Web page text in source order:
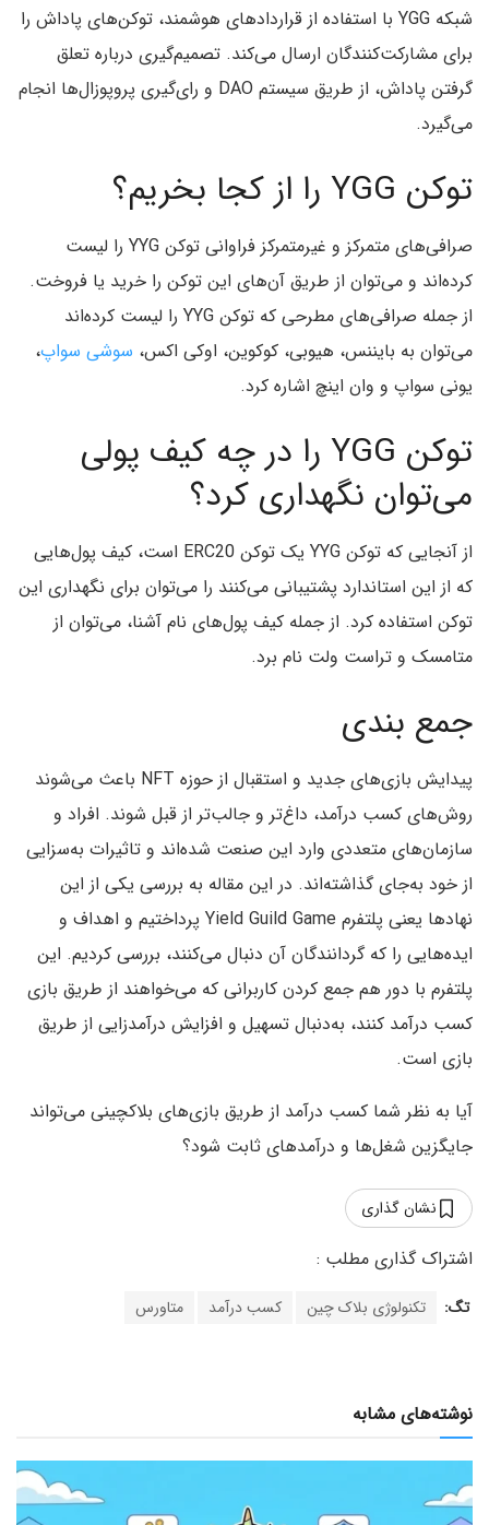
شبکه YGG با استفاده از قراردادهای هوشمند، توکن‌های پاداش را
برای مشارکت‌کنندگان ارسال می‌کند. تصمیم‌گیری درباره تعلق
گرفتن پاداش، از طریق سیستم DAO و رای‌گیری پروپوزال‌ها انجام
می‌گیرد.
توکن YGG را از کجا بخریم؟
صرافی‌های متمرکز و غیرمتمرکز فراوانی توکن YYG را لیست
کرده‌اند و می‌توان از طریق آن‌های این توکن را خرید یا فروخت.
از جمله صرافی‌های مطرحی که توکن YYG را لیست کرده‌اند
می‌توان به بایننس، هیوبی، کوکوین، اوکی اکس، سوشی سواپ،
یونی سواپ و وان اینچ اشاره کرد.
توکن YGG را در چه کیف پولی
می‌توان نگهداری کرد؟
از آنجایی که توکن YYG یک توکن ERC20 است، کیف پول‌هایی
که از این استاندارد پشتیبانی می‌کنند را می‌توان برای نگهداری این
توکن استفاده کرد. از جمله کیف پول‌های نام آشنا، می‌توان از
متامسک و تراست ولت نام برد.
جمع بندی
پیدایش بازی‌های جدید و استقبال از حوزه NFT باعث می‌شوند
روش‌های کسب درآمد، داغ‌تر و جالب‌تر از قبل شوند. افراد و
سازمان‌های متعددی وارد این صنعت شده‌اند و تاثیرات به‌سزایی
از خود به‌جای گذاشته‌اند. در این مقاله به بررسی یکی از این
نهادها یعنی پلتفرم Yield Guild Game پرداختیم و اهداف و
ایده‌‌هایی را که گردانندگان آن دنبال می‌کنند، بررسی کردیم. این
پلتفرم با دور هم جمع کردن کاربرانی که می‌خواهند از طریق بازی
کسب درآمد کنند، به‌دنبال تسهیل و افزایش درآمدزایی از طریق
بازی است.
آیا به نظر شما کسب درآمد از طریق بازی‌های بلاکچینی می‌تواند
جایگزین شغل‌ها و درآمدهای ثابت شود؟
نشان گذاری
تگ: تکنولوژی بلاک چین کسب درآمد متاورس
نوشته‌های مشابه